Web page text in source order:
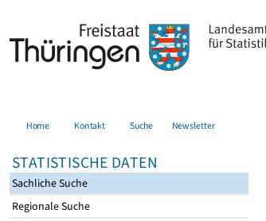
Home Kontakt Suche Newsletter
STATISTISCHE DATEN
Sachliche Suche
Regionale Suche